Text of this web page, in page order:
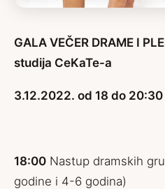
GALA VEČER DRAME I
studija CeKaTe-a
3.12.2022. od 18 do
18:00 Nastup dramskih
godine i 4-6 godina)